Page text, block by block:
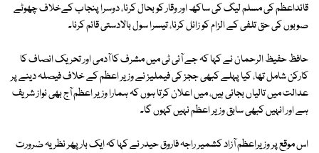
قائداعظم کی مسلم لیگ کی ساکھ اور وقار کو بحال کرنا، دوسرا پنجاب کےخلاف چھوٹے
صوبوں کی حق تلفی کے الزام کو زائل کرنا، تیسرا سول بالادستی قائم کرنا۔
حافظ حفیظ الرحمان نے کہا کہ جے آئی ٹی میں مشرف کا آدمی اور تحریک انصاف کا
کارکن شامل تھا، کیا پہلے کبھی ججز کی فیملیز نے وزیر اعظم کے خلاف فیصلہ دینے پر
عدالت میں تالیاں بجائی ہیں، میں اعلان کرتا ہوں کہ ہمارا وزیر اعظم آج بھی نواز شریف
ہے اور انہیں کبھی سابق وزیر اعظم نہیں کہوں گا۔
اس موقع پر وزیراعظم آزاد کشمیر راجہ فاروق حیدر نے کہا کہ ایک بار پھر نظریہ ضرورت